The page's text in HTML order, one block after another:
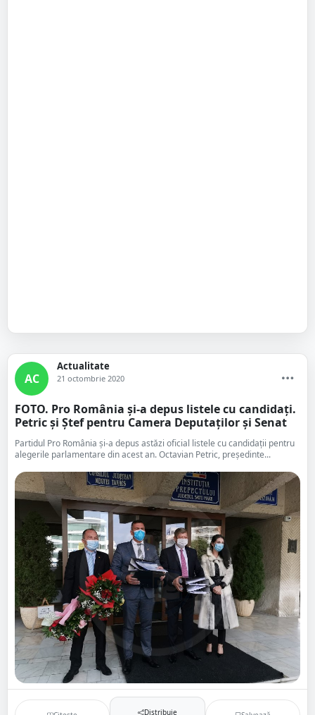
AC
Actualitate
21 octombrie 2020
FOTO. Pro România și-a depus listele cu candidați.
Petric și Ștef pentru Camera Deputaților și Senat
Partidul Pro România și-a depus astăzi oficial listele cu candidații pentru
alegerile parlamentare din acest an. Octavian Petric, președinte...
Distribuie